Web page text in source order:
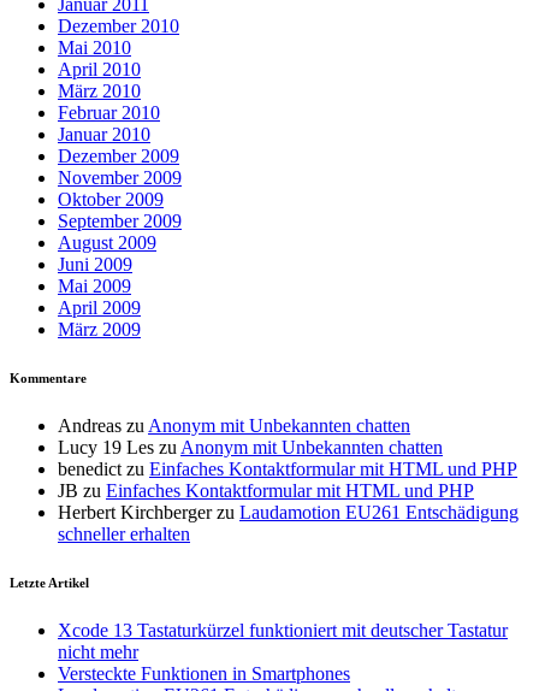
Januar 2011
Dezember 2010
Mai 2010
April 2010
März 2010
Februar 2010
Januar 2010
Dezember 2009
November 2009
Oktober 2009
September 2009
August 2009
Juni 2009
Mai 2009
April 2009
März 2009
Kommentare
Andreas zu Anonym mit Unbekannten chatten
Lucy 19 Les zu Anonym mit Unbekannten chatten
benedict zu Einfaches Kontaktformular mit HTML und PHP
JB zu Einfaches Kontaktformular mit HTML und PHP
Herbert Kirchbergerzu Laudamotion EU261 Entschädigung
schneller erhalten
Letzte Artikel
Xcode 13 Tastaturkürzel funktioniert mit deutscher Tastatur
nicht mehr
Versteckte Funktionen in Smartphones